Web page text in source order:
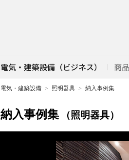
電気・建築設備（ビジネス） 商
電気・建築設備 照明器具 納入事例集
納入事例集 （照明器具）